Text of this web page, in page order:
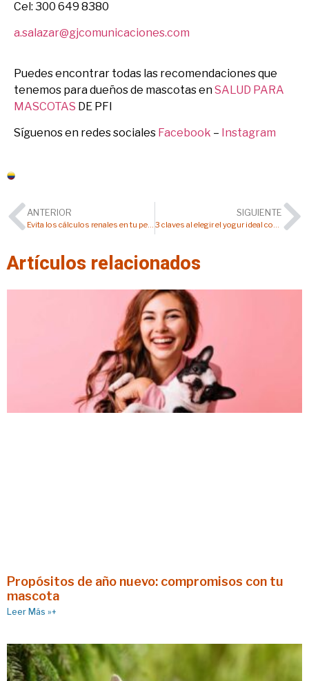
Cel: 300 649 8380
a.salazar@gjcomunicaciones.com
Puedes encontrar todas las recomendaciones que
tenemos para dueños de mascotas enSALUD PARA
MASCOTAS DE PFI
Síguenos en redes sociales Facebook – Instagram
ANTERIOR
Evita los cálculos renales en tu perro con estos 4 consejos
SIGUIENTE
3 claves al elegir el yogur ideal como snack para tu perro
Artículos relacionados
Propósitos de año nuevo: compromisos con tu
mascota
Leer Más »+